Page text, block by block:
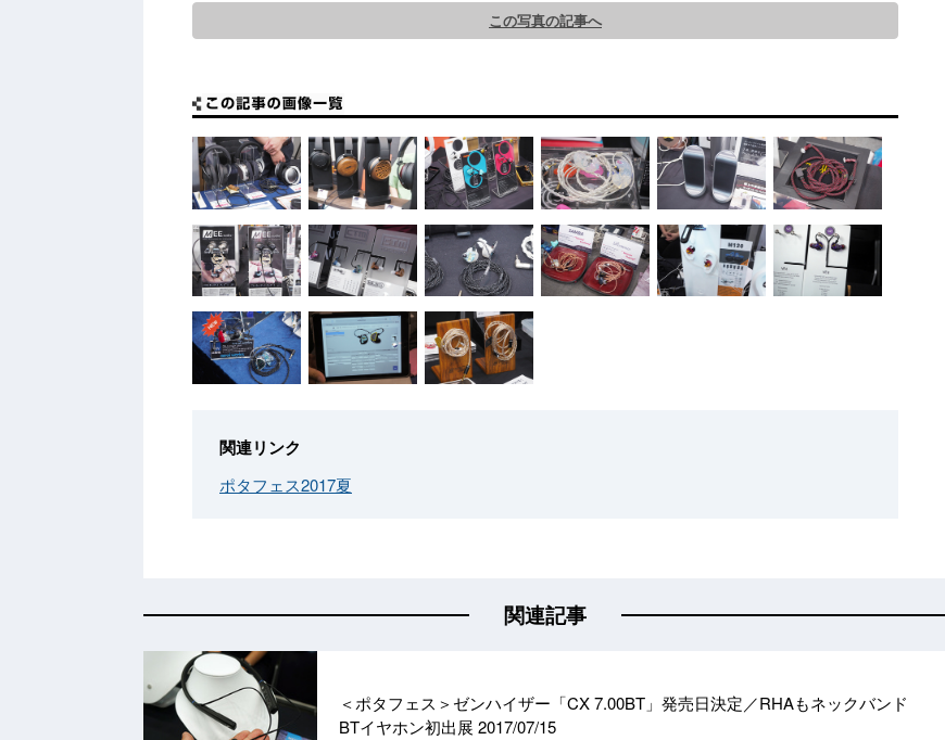
この写真の記事へ
関連リンク
ポタフェス2017夏
関連記事
＜ポタフェス＞ゼンハイザー「CX 7.00BT」発売日決定／RHAもネックバンド
BTイヤホン初出展 2017/07/15